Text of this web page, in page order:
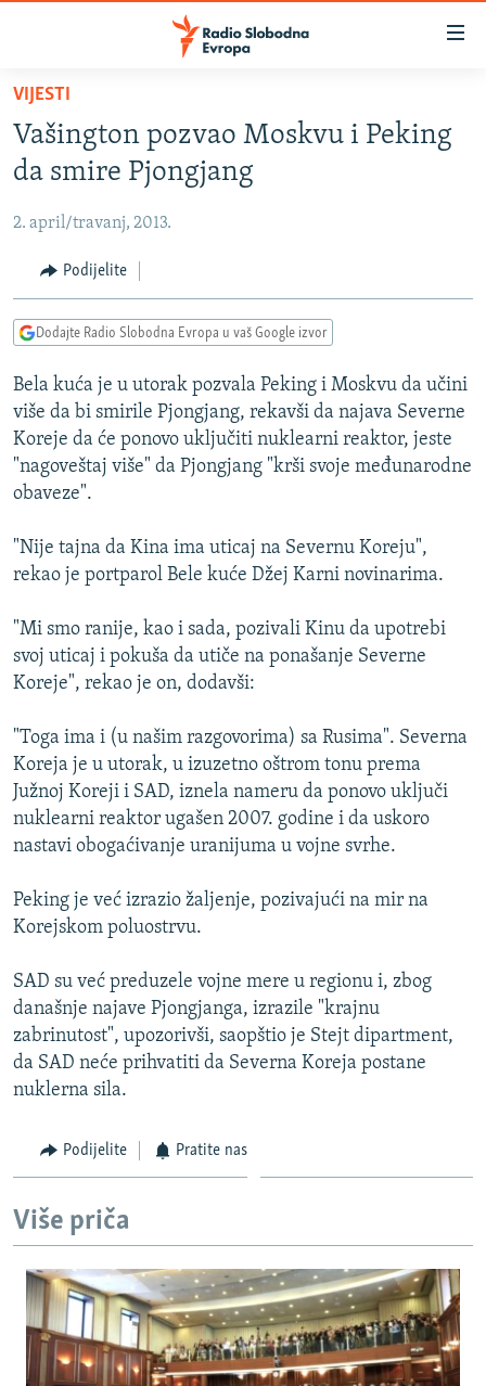
Pređite
glavni
sadržaj
na
navigaciju
Pređite
na
BOSNA I HERCEGOVINA
KOSOVO
CRNA GORA
VIDEO
FOTOGALERIJE
INFOGRAFIKE
PODCASTI
RAT U UKRAJINI
KINA NA BALKANU
RSE PRIČE IZ SVIJETA
ISPRIČAJ MI
DNEVNO@RSE
SPECIJALI RSE
VIŠE OD NASLOVA
GENOCID U SREBRENICI
TV LIBERTY
POST SCRIPTUM
MOJA EVROPA
TRI DECENIJE OD RATA U BIH
SVE KARTE DEJTONA
NASTANAK I RASPAD JUGOSLAVIJE
Sve RFE/RL stranice
VIJESTI
Vašington pozvao Moskvu i Peking
da smire Pjongjang
2. april/travanj, 2013.
Podijelite
Dodajte Radio Slobodna Evropa u vaš Google izvor
Bela kuća je u utorak pozvala Peking i Moskvu da učini
više da bi smirile Pjongjang, rekavši da najava Severne
Koreje da će ponovo uključiti nuklearni reaktor, jeste
"nagoveštaj više" da Pjongjang "krši svoje međunarodne
obaveze".
"Nije tajna da Kina ima uticaj na Severnu Koreju",
rekao je portparol Bele kuće Džej Karni novinarima.
"Mi smo ranije, kao i sada, pozivali Kinu da upotrebi
svoj uticaj i pokuša da utiče na ponašanje Severne
Koreje", rekao je on, dodavši:
"Toga ima i (u našim razgovorima) sa Rusima". Severna
Koreja je u utorak, u izuzetno oštrom tonu prema
Južnoj Koreji i SAD, iznela nameru da ponovo uključi
nuklearni reaktor ugašen 2007. godine i da uskoro
nastavi obogaćivanje uranijuma u vojne svrhe.
Peking je već izrazio žaljenje, pozivajući na mir na
Korejskom poluostrvu.
SAD su već preduzele vojne mere u regionu i, zbog
današnje najave Pjongjanga, izrazile "krajnu
zabrinutost", upozorivši, saopštio je Stejt dipartment,
da SAD neće prihvatiti da Severna Koreja postane
nuklerna sila.
Podijelite Pratite nas
Više priča